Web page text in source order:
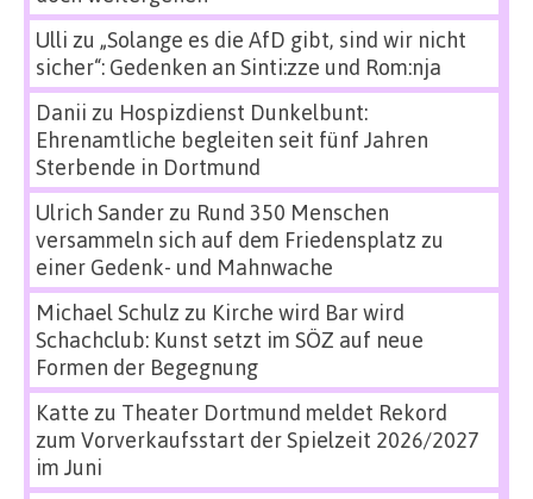
Ulli zu „Solange es die AfD gibt, sind wir nicht
sicher“: Gedenken an Sinti:zze und Rom:nja
Danii zu Hospizdienst Dunkelbunt:
Ehrenamtliche begleiten seit fünf Jahren
Sterbende in Dortmund
Ulrich Sanderzu Rund 350 Menschen
versammeln sich auf dem Friedensplatz zu
einer Gedenk- und Mahnwache
Michael Schulz zu Kirche wird Bar wird
Schachclub: Kunst setzt im SÖZ auf neue
Formen der Begegnung
Katte zu Theater Dortmund meldet Rekord
zum Vorverkaufsstart der Spielzeit 2026/2027
im Juni